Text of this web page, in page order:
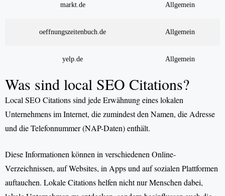
markt.de Allgemein
oeffnungszeitenbuch.de Allgemein
yelp.de Allgemein
Was sind local SEO Citations?
Local SEO Citations sind jede Erwähnung eines lokalen
Unternehmens im Internet, die zumindest den Namen, die Adresse
und die Telefonnummer (NAP-Daten) enthält.
Diese Informationen können in verschiedenen Online-
Verzeichnissen, auf Websites, in Apps und auf sozialen Plattformen
auftauchen. Lokale Citations helfen nicht nur Menschen dabei,